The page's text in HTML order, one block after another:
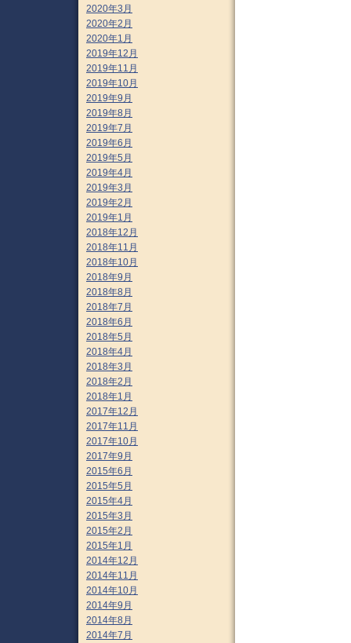
2020年3月
2020年2月
2020年1月
2019年12月
2019年11月
2019年10月
2019年9月
2019年8月
2019年7月
2019年6月
2019年5月
2019年4月
2019年3月
2019年2月
2019年1月
2018年12月
2018年11月
2018年10月
2018年9月
2018年8月
2018年7月
2018年6月
2018年5月
2018年4月
2018年3月
2018年2月
2018年1月
2017年12月
2017年11月
2017年10月
2017年9月
2015年6月
2015年5月
2015年4月
2015年3月
2015年2月
2015年1月
2014年12月
2014年11月
2014年10月
2014年9月
2014年8月
2014年7月